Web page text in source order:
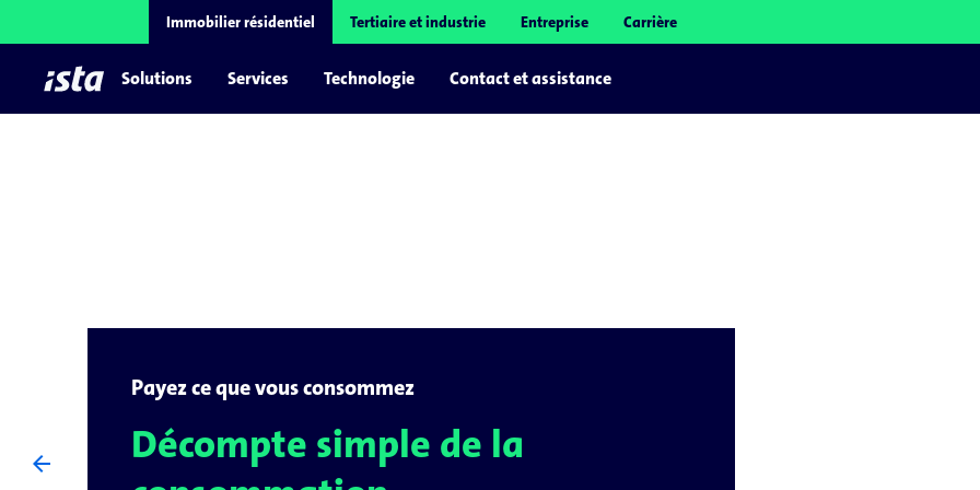
Immobilier résidentiel Tertiaire et industrie Entreprise Carrière
Solutions Services Technologie Contact et assistance
arrow_back
Payez ce que vous consommez
Décompte simple de la